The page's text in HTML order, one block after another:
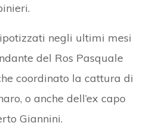
negli ultimi mesi
del Ros Pasquale
coordinato la cattura di
o anche dell’ex capo
Giannini.